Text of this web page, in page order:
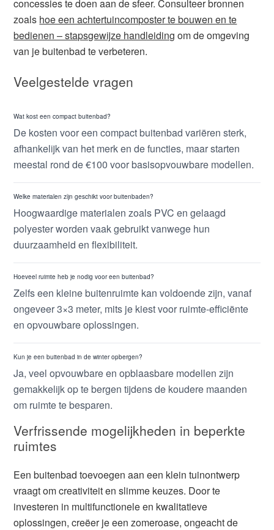
concessies te doen aan de sfeer. Consulteer bronnen
zoals hoe een achtertuincomposter te bouwen en te
bedienen – stapsgewijze handleiding om de omgeving
van je buitenbad te verbeteren.
Veelgestelde vragen
Wat kost een compact buitenbad?
De kosten voor een compact buitenbad variëren sterk,
afhankelijk van het merk en de functies, maar starten
meestal rond de €100 voor basisopvouwbare modellen.
Welke materialen zijn geschikt voor buitenbaden?
Hoogwaardige materialen zoals PVC en gelaagd
polyester worden vaak gebruikt vanwege hun
duurzaamheid en flexibiliteit.
Hoeveel ruimte heb je nodig voor een buitenbad?
Zelfs een kleine buitenruimte kan voldoende zijn, vanaf
ongeveer 3×3 meter, mits je kiest voor ruimte-efficiënte
en opvouwbare oplossingen.
Kun je een buitenbad in de winter opbergen?
Ja, veel opvouwbare en opblaasbare modellen zijn
gemakkelijk op te bergen tijdens de koudere maanden
om ruimte te besparen.
Verfrissende mogelijkheden in beperkte
ruimtes
Een buitenbad toevoegen aan een klein tuinontwerp
vraagt om creativiteit en slimme keuzes. Door te
investeren in multifunctionele en kwalitatieve
oplossingen, creëer je een zomeroase, ongeacht de